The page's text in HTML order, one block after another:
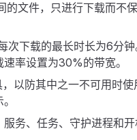
的文件，只进行下载而不
次下载的最长时长为6分
率设置为30%的带宽。
以防其中之一不可用时使
务、任务、守护进程和